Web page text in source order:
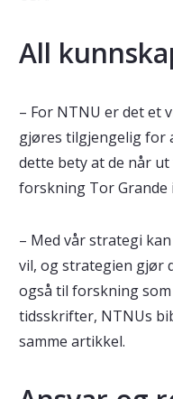
All
– For NTNU er det et
gjøres tilgjengelig for
dette bety at de når
forskning Tor Grande i
– Med vår strategi
vil, og strategien gjør
også til forskning
tidsskrifter, NTNUs
samme artikkel.